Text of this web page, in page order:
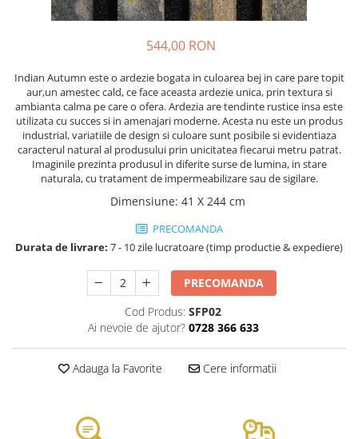
544,00 RON
Indian Autumn este o ardezie bogata in culoarea bej in care pare topit
aur,un amestec cald, ce face aceasta ardezie unica, prin textura si
ambianta calma pe care o ofera. Ardezia are tendinte rustice insa este
utilizata cu succes si in amenajari moderne. Acesta nu este un produs
industrial, variatiile de design si culoare sunt posibile si evidentiaza
caracterul natural al produsului prin unicitatea fiecarui metru patrat.
Imaginile prezinta produsul in diferite surse de lumina, in stare
naturala, cu tratament de impermeabilizare sau de sigilare.
Dimensiune: 41 X 244 cm
PRECOMANDA
Durata de livrare: 7 - 10 zile lucratoare (timp productie & expediere)
PRECOMANDA
Cod Produs: SFP02
Ai nevoie de ajutor? 0728 366 633
Adauga la Favorite Cere informatii